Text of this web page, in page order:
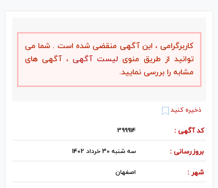
کاربرگرامی ، این آگهی منقضی شده است . شما می
توانید از طریق منوی لیست آگهی ، آگهی های
مشابه را بررسی نمایید.
ذخیره کنید
کد آگهی : 399914
بروزرسانی : سه شنبه 30 خرداد 1402
شهر : اصفهان